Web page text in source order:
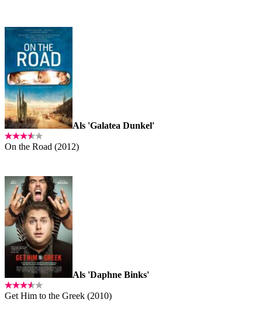
Als 'Galatea Dunkel'
On the Road (2012)
Als 'Daphne Binks'
Get Him to the Greek (2010)